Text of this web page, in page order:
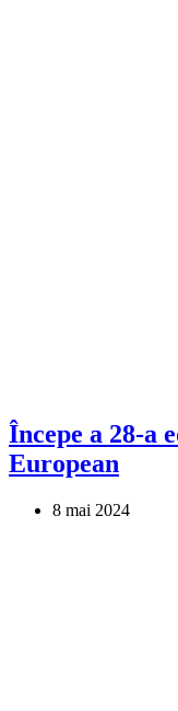
Începe a 28-a
European
8 mai 2024